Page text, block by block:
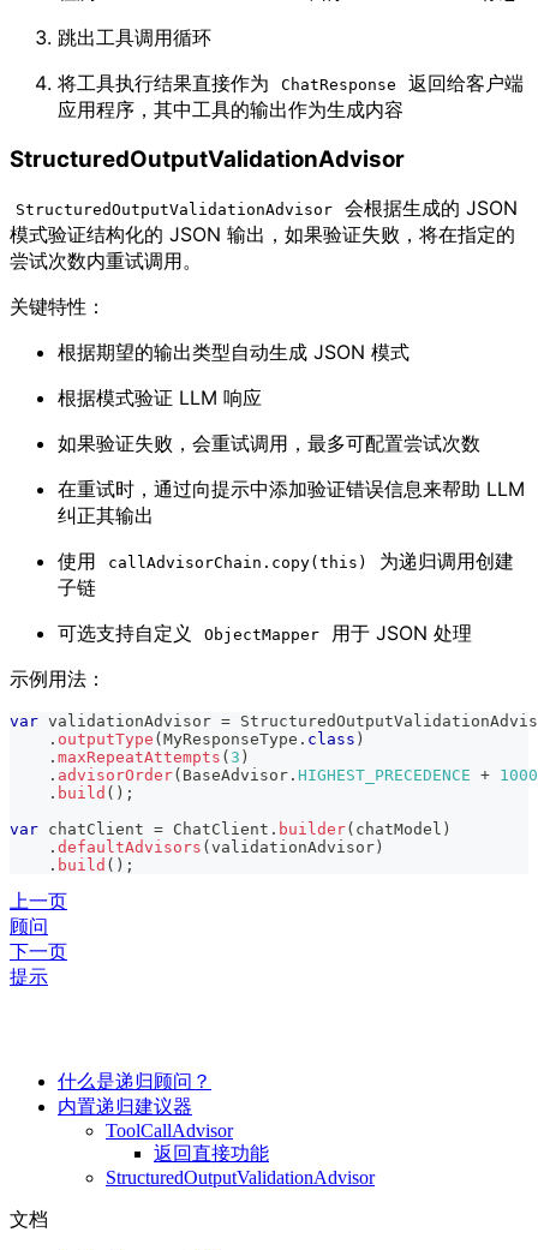
跳出工具调用循环
将工具执行结果直接作为
ChatResponse
返回给客户端
应用程序，其中工具的输出作为生成内容
StructuredOutputValidationAdvisor
StructuredOutputValidationAdvisor
会根据生成的 JSON
模式验证结构化的 JSON 输出，如果验证失败，将在指定的
尝试次数内重试调用。
关键特性：
根据期望的输出类型自动生成 JSON 模式
根据模式验证 LLM 响应
如果验证失败，会重试调用，最多可配置尝试次数
在重试时，通过向提示中添加验证错误信息来帮助 LLM
纠正其输出
使用
callAdvisorChain.copy(this)
为递归调用创建
子链
可选支持自定义
ObjectMapper
用于 JSON 处理
示例用法：
var validationAdvisor =
. outputType ( MyResponseType . class )
. maxRepeatAttempts ( 3 )
. advisorOrder( BaseAdvisor . HIGHEST_PRECEDENCE + 1000
. build ( ) ;
var chatClient = ChatClient . builder( chatModel )
. defaultAdvisors ( validationAdvisor )
. build ( ) ;
上一页
顾问
下一页
提示
什么是递归顾问？
内置递归建议器
ToolCallAdvisor
返回直接功能
StructuredOutputValidationAdvisor
文档